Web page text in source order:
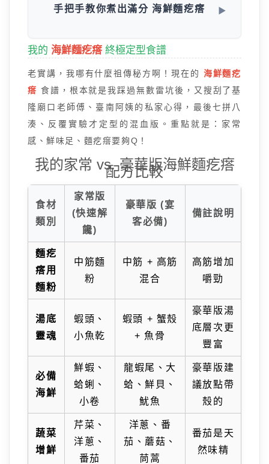
手把手教你煮出滿分 海鮮麵疙瘩
我的 海鮮麵疙瘩 終極定型食譜
老實講，我哪有什麼祖傳秘方啊！現在的 海鮮麵疙
瘩 食譜，根本就是我踩過無數雷坑後，又搜刮了基
隆廟口老師傅、臺南阿姨的私家心得，最後七拼八
湊、反覆實驗才定型的混血版。重點就是：家常
感、鮮味足、麵疙瘩要夠Q！
我的家常 vs. 豪華版海鮮麵疙瘩
配方比較
食材
類別
家常版
(快速解
饞)
豪華版 (宴
客必備)
備註說明
麵疙
瘩用
麵粉
中筋麵
粉
中筋 + 高筋
混合
高筋增加
嚼勁
湯底
靈魂
蝦頭、
小魚乾
蝦頭 + 蟹殼
+ 魚骨
豪華版湯
底層次更
豐富
必備
海鮮
鮮蝦、
蛤蜊、
小卷
龍蝦尾、大
蛤、鮮貝、
魷魚
豪華版建
議放點帶
殼的
蔬菜
增鮮
芹菜、
洋蔥、
番茄
洋蔥、番
茄、蘑菇、
茼蒿
番茄是天
然味精